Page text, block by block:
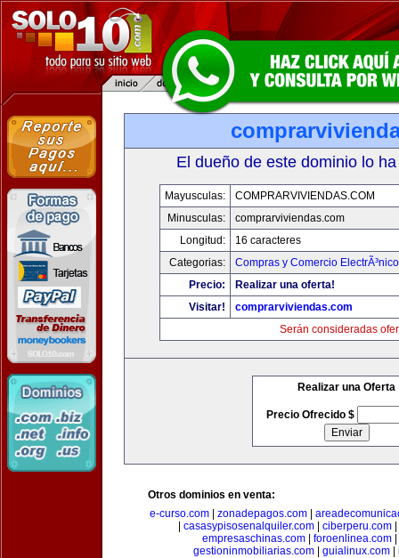
El dueño de este dominio lo
Mayusculas:
COMPRARVIVIENDAS.COM
Minusculas:
comprarviviendas.com
Longitud:
16 caracteres
Categorias:
Compras y Comercio ElectrÃ³nico
Precio:
Realizar una oferta!
Visitar!
comprarviviendas.com
Serán consideradas
Realizar una Oferta
Precio Ofrecido $
Otros dominios en venta:
e-curso.com| zonadepagos.com|
casasypisosenalquiler.com ciberperu.com
empresaschinas.com| foroenlinea.com|
gestioninmobiliarias.com| guialinux.com|